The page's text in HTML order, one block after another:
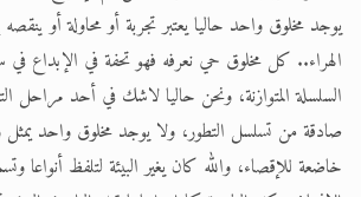
يوجد مخلوق واحد حاليا يعتبر تجربة أو محاولة أو ينقصه
الهراء.. كل مخلوق حي نعرفه فهو تحفة في الإبداع في
السلسلة المتوازنة، ونحن حاليا لاشك في أحد مراحل
صادقة من تسلسل التطور، ولا يوجد مخلوق واحد يمثل
خاضعة للإقصاء، والله كان يغير البيئة لتلفظ أنواعا